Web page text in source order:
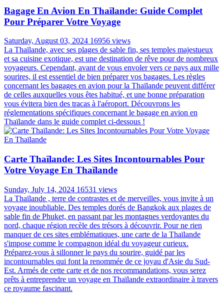
Bagage En Avion En Thaïlande: Guide Complet
Pour Préparer Votre Voyage
Saturday, August 03, 2024 16956 views
La Thaïlande, avec ses plages de sable fin, ses temples majestueux
et sa cuisine exotique, est une destination de rêve pour de nombreux
voyageurs. Cependant, avant de vous envoler vers ce pays aux mille
sourires, il est essentiel de bien préparer vos bagages. Les règles
concernant les bagages en avion pour la Thaïlande peuvent différer
de celles auxquelles vous êtes habitué, et une bonne préparation
vous évitera bien des tracas à l'aéroport. Découvrons les
réglementations spécifiques concernant le bagage en avion en
Thaïlande dans le guide complet ci-dessous !
Carte Thaïlande: Les Sites Incontournables Pour
Votre Voyage En Thaïlande
Sunday, July 14, 2024 16531 views
La Thaïlande , terre de contrastes et de merveilles, vous invite à un
voyage inoubliable. Des temples dorés de Bangkok aux plages de
sable fin de Phuket, en passant par les montagnes verdoyantes du
nord, chaque région recèle des trésors à découvrir. Pour ne rien
manquer de ces sites emblématiques, une carte de la Thaïlande
s'impose comme le compagnon idéal du voyageur curieux.
Préparez-vous à sillonner le pays du sourire, guidé par les
incontournables qui font la renommée de ce joyau d'Asie du Sud-
Est. Armés de cette carte et de nos recommandations, vous serez
prêts à entreprendre un voyage en Thaïlande extraordinaire à travers
ce royaume fascinant.